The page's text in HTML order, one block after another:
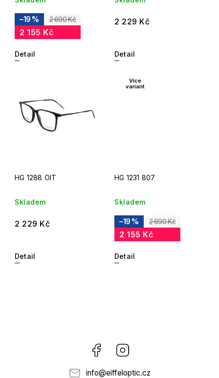
2 690 Kč
–19 %
2 155 Kč
Detail
2 229 Kč
Detail
HG 1288 OIT
Skladem
2 229 Kč
Detail
Více
variant
HG 1231 807
Skladem
2 690 Kč
–19 %
2 155 Kč
Detail
Facebook
info@eiffeloptic.cz